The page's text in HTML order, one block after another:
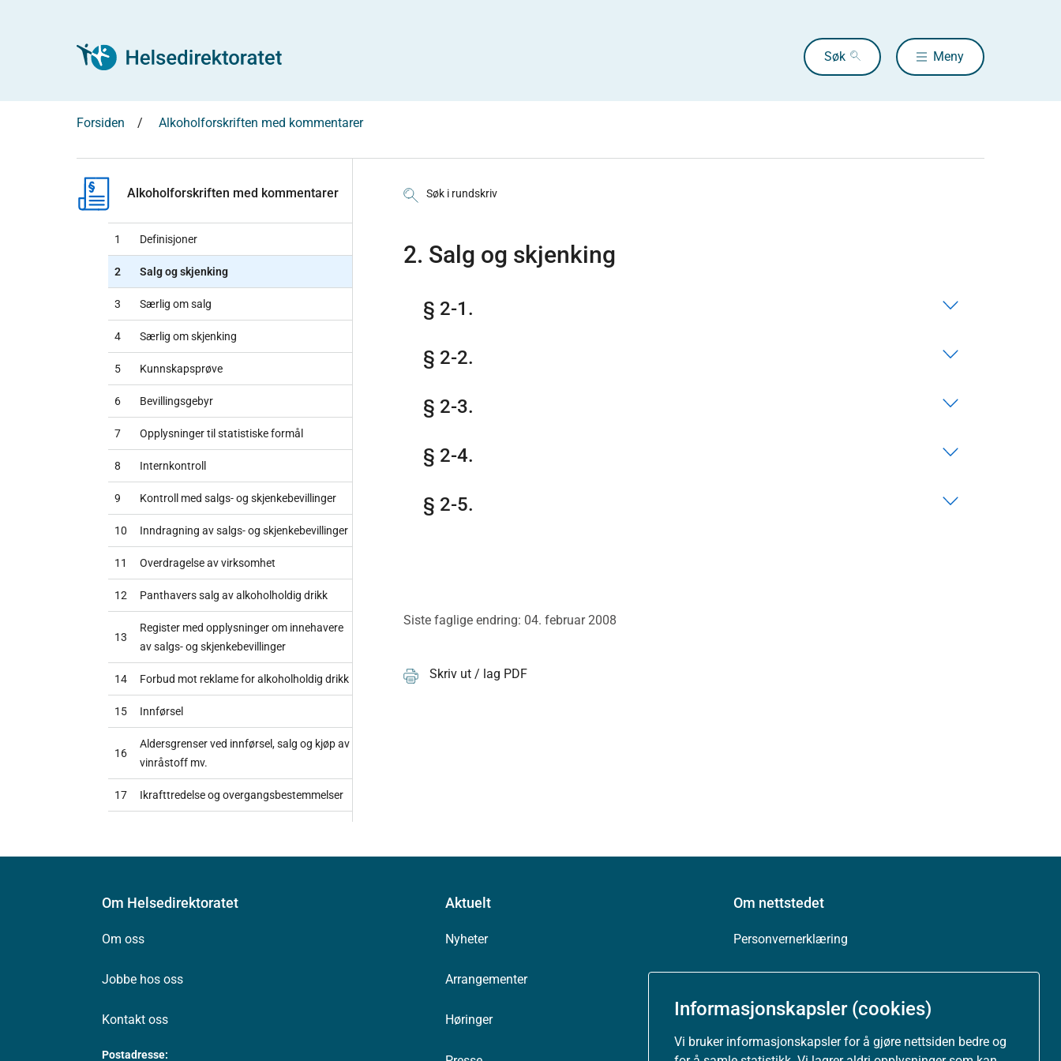
Informasjonskapsler (cookies)
Vi bruker informasjonskapsler for å gjøre nettsiden bedre og
Søk Meny
Forsiden Alkoholforskriften med kommentarer
Alkoholforskriften med kommentarer
1 Definisjoner
2 Salg og skjenking
3 Særlig om salg
4 Særlig om skjenking
5 Kunnskapsprøve
6 Bevillingsgebyr
7 Opplysninger til statistiske formål
8 Internkontroll
9 Kontroll med salgs- og skjenkebevillinger
10 Inndragning av salgs- og skjenkebevillinger
11 Overdragelse av virksomhet
12 Panthavers salg av alkoholholdig drikk
13
Register med opplysninger om innehavere
av salgs- og skjenkebevillinger
14 Forbud mot reklame for alkoholholdig drikk
15 Innførsel
16
Aldersgrenser ved innførsel, salg og kjøp av
vinråstoff mv.
17 Ikrafttredelse og overgangsbestemmelser
Søk i rundskriv
2. Salg og skjenking
§ 2-1.
§ 2-2.
§ 2-3.
§ 2-4.
§ 2-5.
Siste faglige endring: 04. februar 2008
Skriv ut / lag PDF
Om Helsedirektoratet
Om oss
Jobbe hos oss
Kontakt oss
Postadresse:
Aktuelt
Nyheter
Arrangementer
Høringer
Om nettstedet
Personvernerklæring
Besøksstatistikk og informasjonskapsler